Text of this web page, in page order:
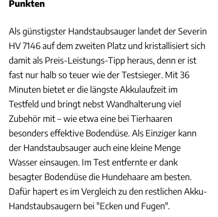
Punkten
Als günstigster Handstaubsauger landet der Severin
HV 7146 auf dem zweiten Platz und kristallisiert sich
damit als Preis-Leistungs-Tipp heraus, denn er ist
fast nur halb so teuer wie der Testsieger. Mit 36
Minuten bietet er die längste Akkulaufzeit im
Testfeld und bringt nebst Wandhalterung viel
Zubehör mit – wie etwa eine bei Tierhaaren
besonders effektive Bodendüse. Als Einziger kann
der Handstaubsauger auch eine kleine Menge
Wasser einsaugen. Im Test entfernte er dank
besagter Bodendüse die Hundehaare am besten.
Dafür hapert es im Vergleich zu den restlichen Akku-
Handstaubsaugern bei "Ecken und Fugen".